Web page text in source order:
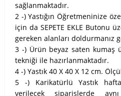
sağlanmaktadır.
2 -) Yastığın Öğretmeninize
için da SEPETE EKLE Butonu
gereken alanları doldurmanız
3 -) Ürün beyaz saten kumaş
tekniği ile hazırlanmaktadır.
4 -) Yastık 40 X 40 X 12 cm.
5 -) Karikatürlü Yastık
verilecek siparişlerde